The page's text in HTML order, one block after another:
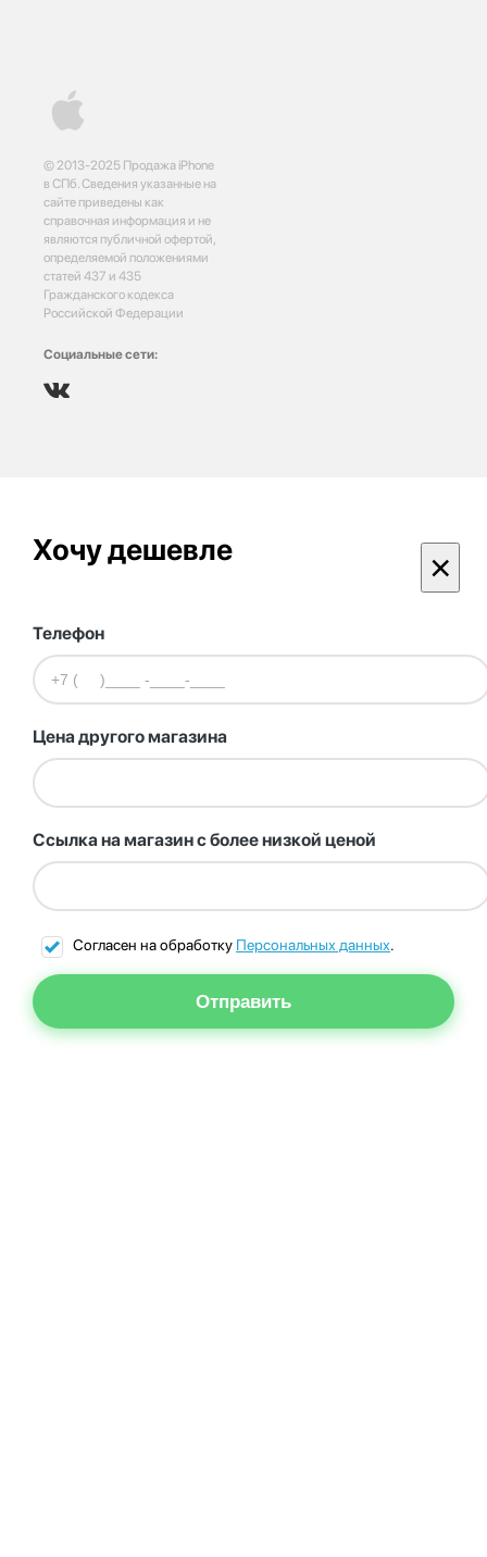
© 2013-2025 Продажа iPhone
в СПб. Сведения указанные на
сайте приведены как
справочная информация и не
являются публичной офертой,
определяемой положениями
статей 437 и 435
Гражданского кодекса
Российской Федерации
Социальные сети:
Хочу дешевле ×
Телефон
Цена другого магазина
Ссылка на магазин с более низкой ценой
Согласен на обработку Персональных данных.
Отправить